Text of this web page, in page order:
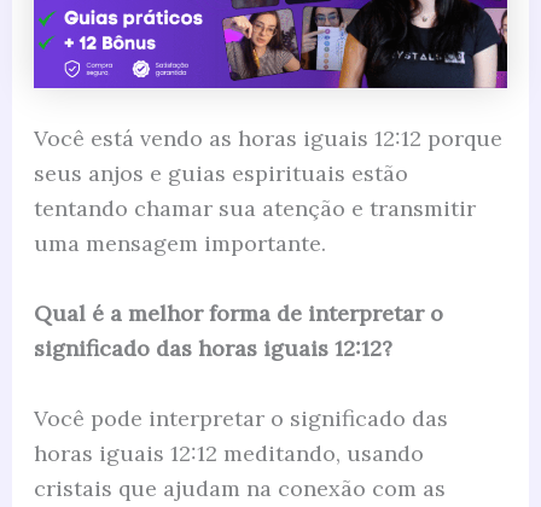
Você está vendo as horas iguais 12:12 porque
seus anjos e guias espirituais estão
tentando chamar sua atenção e transmitir
uma mensagem importante.
Qual é a melhor forma de interpretar o
significado das horas iguais 12:12?
Você pode interpretar o significado das
horas iguais 12:12 meditando, usando
cristais que ajudam na conexão com as